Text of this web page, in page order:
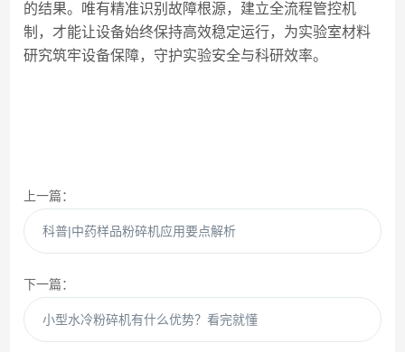
的结果。唯有精准识别故障根源，建立全流程管控机
制，才能让设备始终保持高效稳定运行，为实验室材料
研究筑牢设备保障，守护实验安全与科研效率。
上一篇：
科普|中药样品粉碎机应用要点解析
下一篇：
小型水冷粉碎机有什么优势？看完就懂